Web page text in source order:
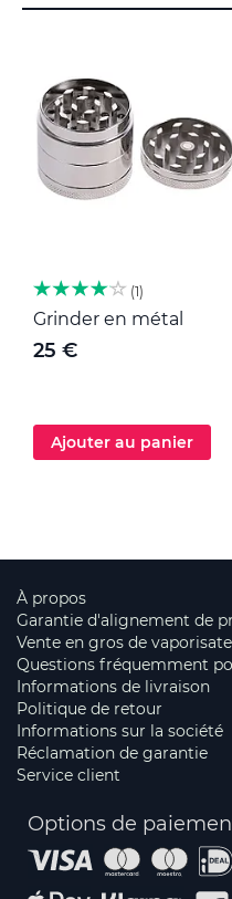
1
Grinder en métal
25 €
Ajouter au panier
À propos
Garantie d'alignement de
Vente en gros de
Questions fréquemment
Informations de livraison
Politique de retour
Informations sur la société
Réclamation de garantie
Service client
Options de